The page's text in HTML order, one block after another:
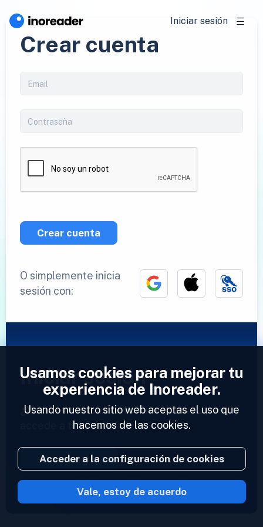
Iniciar sesión
Crear cuenta
Crear cuenta
O simplemente inicia
sesión con:
Iniciar sesión
¿Ya tienes una cuenta?Introduce tu perfil y
accede a tus feeds ahora.
Iniciar sesión
2023 © Inoreader
Usamos cookies para mejorar tu
experiencia de Inoreader.
Usando nuestro sitio web aceptas el uso que
hacemos de las cookies.
Acceder a la configuración de cookies
Vale, estoy de acuerdo